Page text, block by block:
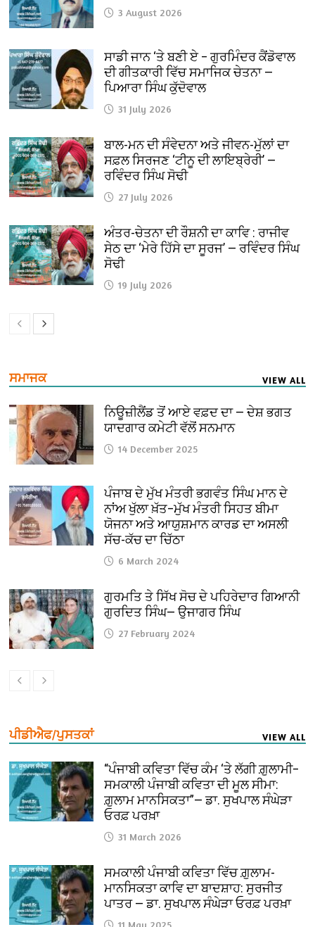
3 August 2026
ਸਾਡੀ ਜਾਨ ‘ਤੇ ਬਣੀ ਏ – ਗੁਰਮਿੰਦਰ ਕੈਂਡੋਵਾਲ
ਦੀ ਗੀਤਕਾਰੀ ਵਿੱਚ ਸਮਾਜਿਕ ਚੇਤਨਾ —
ਪਿਆਰਾ ਸਿੰਘ ਕੁੱਦੋਵਾਲ
31 July 2026
ਬਾਲ-ਮਨ ਦੀ ਸੰਵੇਦਨਾ ਅਤੇ ਜੀਵਨ-ਮੁੱਲਾਂ ਦਾ
ਸਫ਼ਲ ਸਿਰਜਣ ‘ਟੀਨੂ ਦੀ ਲਾਇਬ੍ਰੇਰੀ’ —
ਰਵਿੰਦਰ ਸਿੰਘ ਸੋਢੀ
27 July 2026
ਅੰਤਰ-ਚੇਤਨਾ ਦੀ ਰੌਸ਼ਨੀ ਦਾ ਕਾਵਿ : ਰਾਜੀਵ
ਸੇਠ ਦਾ ‘ਮੇਰੇ ਹਿੱਸੇ ਦਾ ਸੂਰਜ’ — ਰਵਿੰਦਰ ਸਿੰਘ
ਸੋਢੀ
19 July 2026
ਸਮਾਜਕ VIEW ALL
ਨਿਊਜ਼ੀਲੈਂਡ ਤੋਂ ਆਏ ਵਫ਼ਦ ਦਾ — ਦੇਸ਼ ਭਗਤ
ਯਾਦਗਾਰ ਕਮੇਟੀ ਵੱਲੋਂ ਸਨਮਾਨ
14 December 2025
ਪੰਜਾਬ ਦੇ ਮੁੱਖ ਮੰਤਰੀ ਭਗਵੰਤ ਸਿੰਘ ਮਾਨ ਦੇ
ਨਾਂਅ ਖੁੱਲਾ ਖ਼ੱਤ–ਮੁੱਖ ਮੰਤਰੀ ਸਿਹਤ ਬੀਮਾ
ਯੋਜਨਾ ਅਤੇ ਆਯੁਸ਼ਮਾਨ ਕਾਰਡ ਦਾ ਅਸਲੀ
ਸੱਚ-ਕੱਚ ਦਾ ਚਿੱਠਾ
6 March 2024
ਗੁਰਮਤਿ ਤੇ ਸਿੱਖ ਸੋਚ ਦੇ ਪਹਿਰੇਦਾਰ ਗਿਆਨੀ
ਗੁਰਦਿਤ ਸਿੰਘ— ਉਜਾਗਰ ਸਿੰਘ
27 February 2024
ਪੀਡੀਐਫ/ਪੁਸਤਕਾਂ VIEW ALL
“ਪੰਜਾਬੀ ਕਵਿਤਾ ਵਿੱਚ ਕੰਮ ‘ਤੇ ਲੱਗੀ ਗ਼ੁਲਾਮੀ–
ਸਮਕਾਲੀ ਪੰਜਾਬੀ ਕਵਿਤਾ ਦੀ ਮੂਲ ਸੀਮਾ:
ਗ਼ੁਲਾਮ ਮਾਨਸਿਕਤਾ”— ਡਾ. ਸੁਖਪਾਲ ਸੰਘੇੜਾ
ਓਰਫ਼ ਪਰਖ਼ਾ
31 March 2026
ਸਮਕਾਲੀ ਪੰਜਾਬੀ ਕਵਿਤਾ ਵਿੱਚ ਗ਼ੁਲਾਮ-
ਮਾਨਸਿਕਤਾ ਕਾਵਿ ਦਾ ਬਾਦਸ਼ਾਹ: ਸੁਰਜੀਤ
ਪਾਤਰ — ਡਾ. ਸੁਖਪਾਲ ਸੰਘੇੜਾ ਓਰਫ਼ ਪਰਖ਼ਾ
11 May 2025